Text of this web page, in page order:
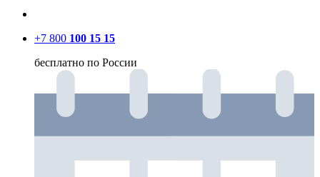
+7 800 100 15 15
бесплатно по России